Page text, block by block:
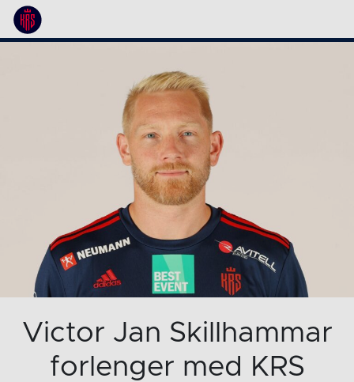
Victor Jan Skillhammar
forlenger med KRS